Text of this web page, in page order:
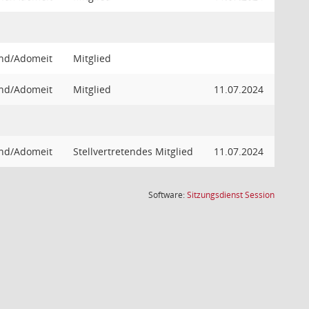
Adomeit Mitglied
Adomeit Mitglied 11.07.2024
Adomeit Stellvertretendes Mitglied 11.07.2024
Software:SitzungsdienstSession(Wird in